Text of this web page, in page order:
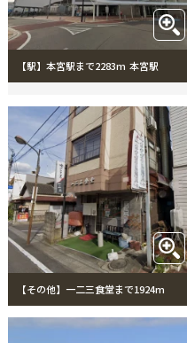
【駅】本宮駅まで2283m 本宮駅
【その他】一二三食堂まで1924m